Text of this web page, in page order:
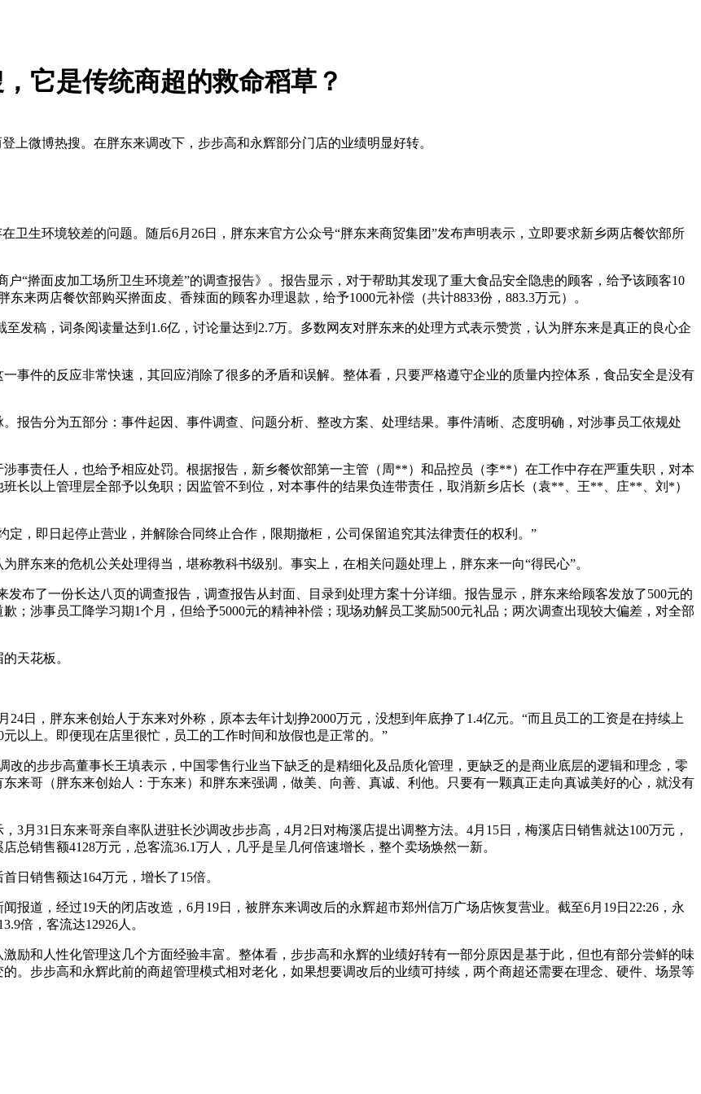
它是传统商超的救命稻草？
上微博热搜。在胖东来调改下，步步高和永辉部分门店的业绩明显好转。
卫生环境较差的问题。随后6月26日，胖东来官方公众号“胖东来商贸集团”发布声明表示，立即要求新乡两店餐饮部所
“擀面皮加工场所卫生环境差”的调查报告》。报告显示，对于帮助其发现了重大食品安全隐患的顾客，给予该顾客10
来两店餐饮部购买擀面皮、香辣面的顾客办理退款，给予1000元补偿（共计8833份，883.3万元）。
发稿，词条阅读量达到1.6亿，讨论量达到2.7万。多数网友对胖东来的处理方式表示赞赏，认为胖东来是真正的良心企
事件的反应非常快速，其回应消除了很多的矛盾和误解。整体看，只要严格遵守企业的质量内控体系，食品安全是没有
报告分为五部分：事件起因、事件调查、问题分析、整改方案、处理结果。事件清晰、态度明确，对涉事员工依规处
事责任人，也给予相应处罚。根据报告，新乡餐饮部第一主管（周**）和品控员（李**）在工作中存在严重失职，对本
长以上管理层全部予以免职；因监管不到位，对本事件的结果负连带责任，取消新乡店长（袁**、王**、庄**、刘*）
，即日起停止营业，并解除合同终止合作，限期撤柜，公司保留追究其法律责任的权利。”
胖东来的危机公关处理得当，堪称教科书级别。事实上，在相关问题处理上，胖东来一向“得民心”。
发布了一份长达八页的调查报告，调查报告从封面、目录到处理方案十分详细。报告显示，胖东来给顾客发放了500元的
；涉事员工降学习期1个月，但给予5000元的精神补偿；现场劝解员工奖励500元礼品；两次调查出现较大偏差，对全部
天花板。
日，胖东来创始人于东来对外称，原本去年计划挣2000万元，没想到年底挣了1.4亿元。“而且员工的工资是在持续上
以上。即便现在店里很忙，员工的工作时间和放假也是正常的。”
改的步步高董事长王填表示，中国零售行业当下缺乏的是精细化及品质化管理，更缺乏的是商业底层的逻辑和理念，零
来哥（胖东来创始人：于东来）和胖东来强调，做美、向善、真诚、利他。只要有一颗真正走向真诚美好的心，就没有
3月31日东来哥亲自率队进驻长沙调改步步高，4月2日对梅溪店提出调整方法。4月15日，梅溪店日销售就达100万元，
总销售额4128万元，总客流36.1万人，几乎是呈几何倍速增长，整个卖场焕然一新。
日销售额达164万元，增长了15倍。
报道，经过19天的闭店改造，6月19日，被胖东来调改后的永辉超市郑州信万广场店恢复营业。截至6月19日22:26，永
倍，客流达12926人。
励和人性化管理这几个方面经验丰富。整体看，步步高和永辉的业绩好转有一部分原因是基于此，但也有部分尝鲜的味
。步步高和永辉此前的商超管理模式相对老化，如果想要调改后的业绩可持续，两个商超还需要在理念、硬件、场景等